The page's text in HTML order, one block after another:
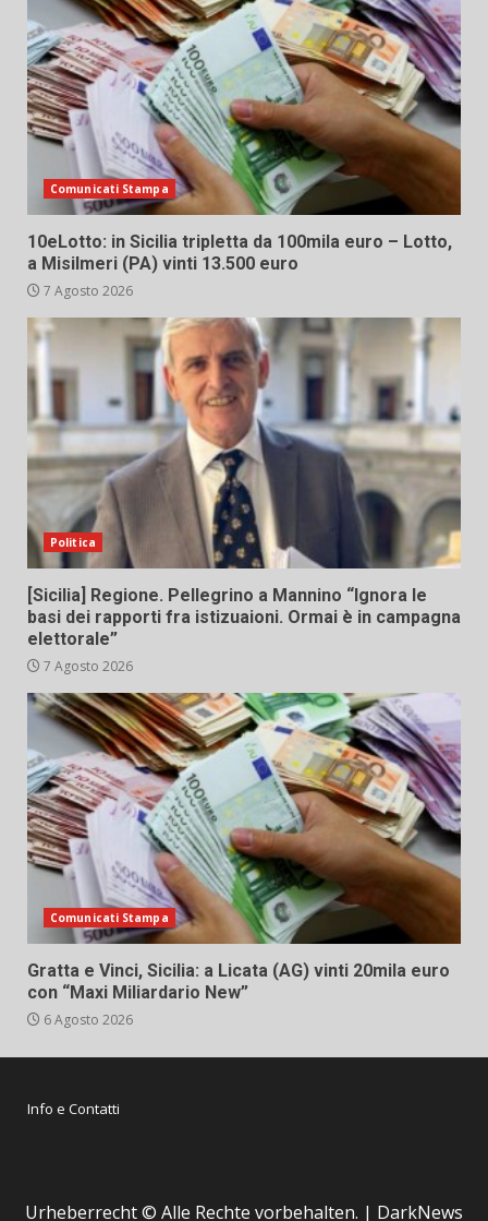
Comunicati Stampa
10eLotto: in Sicilia tripletta da 100mila euro – Lotto,
a Misilmeri (PA) vinti 13.500 euro
7 Agosto 2026
Politica
[Sicilia] Regione. Pellegrino a Mannino “Ignora le
basi dei rapporti fra istizuaioni. Ormai è in campagna
elettorale”
7 Agosto 2026
Comunicati Stampa
Gratta e Vinci, Sicilia: a Licata (AG) vinti 20mila euro
con “Maxi Miliardario New”
6 Agosto 2026
Info e Contatti
Urheberrecht © Alle Rechte vorbehalten. | DarkNews